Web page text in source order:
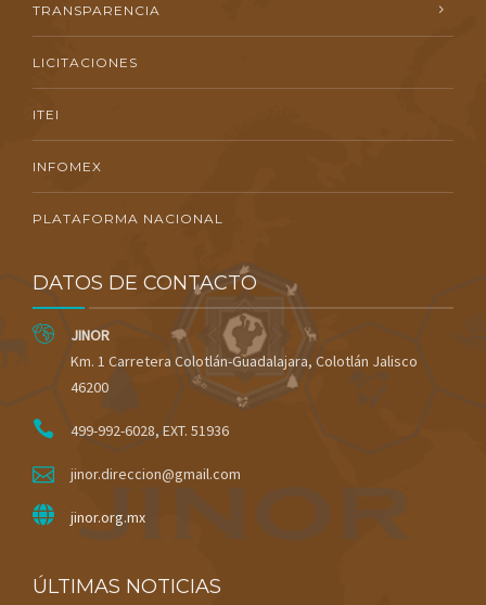
TRANSPARENCIA
LICITACIONES
ITEI
INFOMEX
PLATAFORMA NACIONAL
DATOS DE CONTACTO
JINOR
Km. 1 Carretera Colotlán-Guadalajara, Colotlán Jalisco
46200
499-992-6028, EXT. 51936
jinor.direccion@gmail.com
jinor.org.mx
ÚLTIMAS NOTICIAS